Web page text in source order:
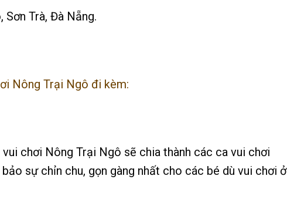
Trà, Đà Nẵng.
Nông Trại Ngô đi kèm:
chơi Nông Trại Ngô sẽ chia thành các ca vui chơi
sự chỉn chu, gọn gàng nhất cho các bé dù vui chơi ở